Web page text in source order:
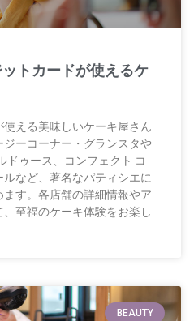
ットカードが使えるケ
える美味しいケーキ屋さん
ーコーナー・グランスタや
ドゥース、コンフェクト コ
など、著名なパティシエに
す。各店舗の詳細情報やア
至福のケーキ体験をお楽し
BEAUTY